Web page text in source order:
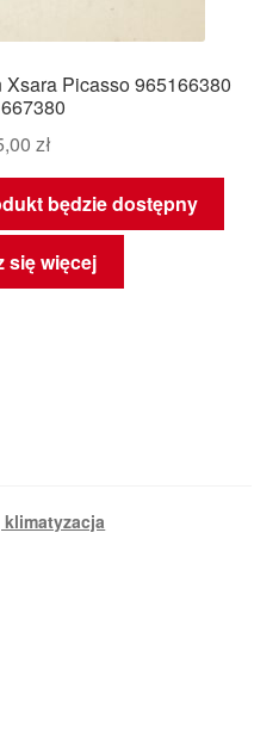
Picasso 965166380
zł
będzie dostępny
się więcej
klimatyzacja